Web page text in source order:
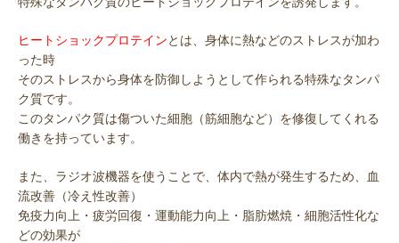
ヒートショックプロテインとは、身体に熱などのストレスが加わ
った時
そのストレスから身体を防御しようとして作られる特殊なタンパ
ク質です。
このタンパク質は傷ついた細胞（筋細胞など）を修復してくれる
働きを持っています。
また、ラジオ波機器を使うことで、体内で熱が発生するため、血
流改善（冷え性改善）
免疫力向上・疲労回復・運動能力向上・脂肪燃焼・細胞活性化な
どの効果が